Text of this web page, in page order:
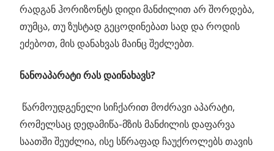
რადგან ჰორიზონტს დიდი მანძილით არ შორდება,
თუმცა, თუ ზუსტად გეცოდინებათ სად და როდის
ეძებოთ, მის დანახვას მაინც შეძლებთ.
ნანოაპარატი რას დაინახავს?
წარმოუდგენელი სიჩქარით მოძრავი აპარატი,
რომელსაც დედამიწა-მზის მანძილის დაფარვა
საათში შეუძლია, ისე სწრაფად ჩაუქროლებს თავის